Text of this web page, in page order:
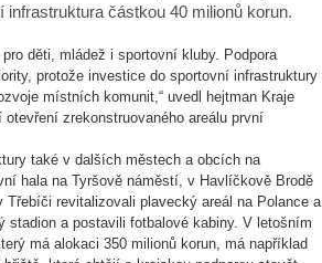
částkou 40 milionů korun.
děti, mládež i sportovní kluby. Podpora
protože investice do sportovní infrastruktury
místních komunit,“ uvedl hejtman Kraje
zrekonstruovaného areálu první
také v dalších městech a obcích na
hala na Tyršově náměstí, v Havlíčkově Brodě
revitalizovali plavecký areál na Polance a
a postavili fotbalové kabiny. V letošním
má alokaci 350 milionů korun, má například